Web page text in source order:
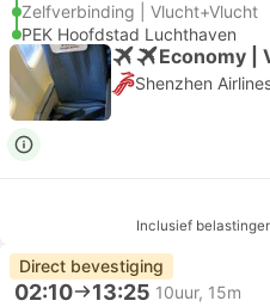
Zelfverbinding | Vlucht+Vlucht
PEK Hoofdstad Luchthaven
Economy |
Shenzhen
Inclusief
Direct bevestiging
02:10 13:25 10uur, 15m